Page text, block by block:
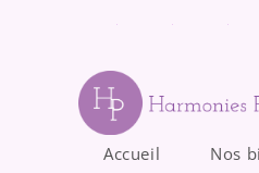
Accueil Nos